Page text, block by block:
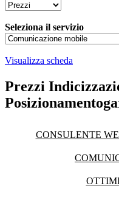
Seleziona il servizio
Visualizza scheda
Prezzi
CONSULENTE